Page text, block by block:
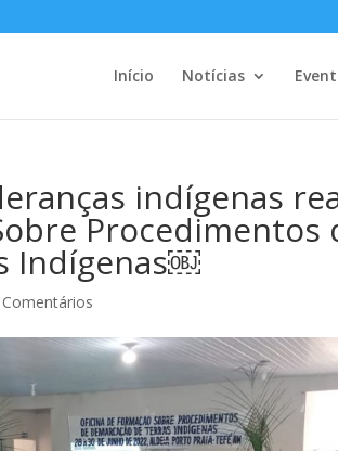
Início Notícias
indígenas
Procedimentos
Indígenas￼